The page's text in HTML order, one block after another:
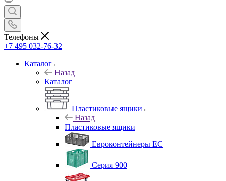
Телефоны
+7 495 032-76-32
Каталог
Назад
Каталог
Пластиковые ящики
Назад
Пластиковые ящики
Евроконтейнеры ЕС
Серия 900